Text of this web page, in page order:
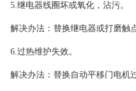
5.继电器线圈坏或氧化，沾污。
解决办法：替换继电器或打磨触
6.过热维护失效。
解决办法：替换自动平移门电机